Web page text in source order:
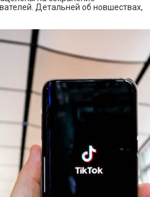
Детальней об новшествах,